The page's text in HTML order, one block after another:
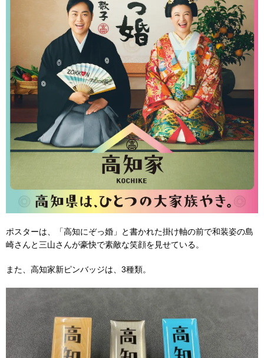
ポスターは、「高知にぞっ婚」と書かれた掛け軸の前で和装姿の島
崎さんと三山さんが豪快で素敵な笑顔を見せている。
また、高知家新ピンバッジは、3種類。